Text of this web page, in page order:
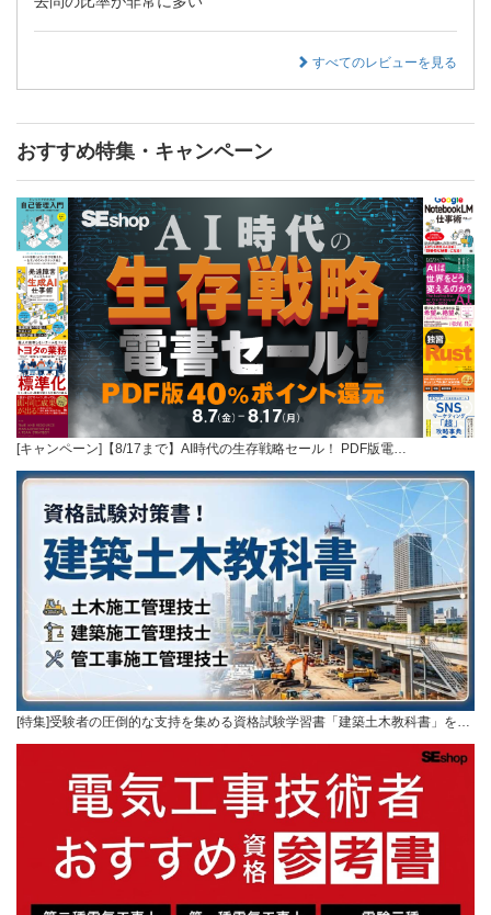
すべてのレビューを見る
おすすめ特集・キャンペーン
[キャンペーン]【8/17まで】AI時代の生存戦略セール！ PDF版電…
[特集]受験者の圧倒的な支持を集める資格試験学習書「建築土木教科書」を…